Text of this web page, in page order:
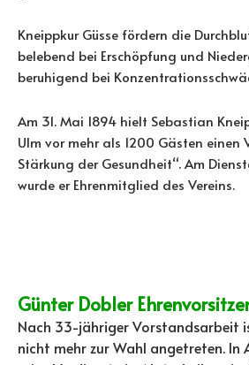
Kneippkur Güsse fördern die
belebend bei Erschöpfung und
beruhigend bei
Am 31. Mai 1894 hielt Sebastian
Ulm vor mehr als 1200 Gästen einen
Stärkung der Gesundheit“. Am
wurde er Ehrenmitglied des Vereins.
Günter Dobler
Nach 33-jähriger Vorstandsarbeit
nicht mehr zur Wahl angetreten. In